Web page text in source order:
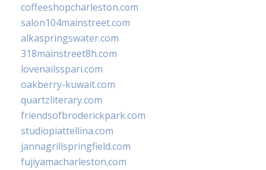
coffeeshopcharleston.com
salon104mainstreet.com
alkaspringswater.com
318mainstreet8h.com
lovenailsspari.com
oakberry-kuwait.com
quartzliterary.com
friendsofbroderickpark.com
studiopiattellina.com
jannagrillspringfield.com
fujiyamacharleston.com